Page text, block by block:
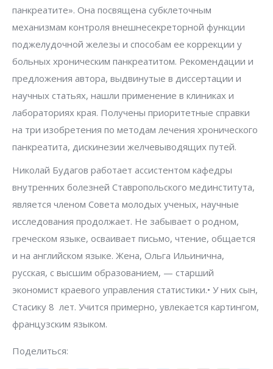
панкреатите». Она посвящена субклеточным
механизмам контроля внешнесекреторной функции
поджелудочной железы и способам ее коррекции у
больных хроническим панкреатитом. Рекомендации и
предложения автора, выдвинутые в диссертации и
научных статьях, нашли применение в клиниках и
лабораториях края. Получены приоритетные справки
на три изобретения по методам лечения хронического
панкреатита, дискинезии желчевыводящих путей.
Николай Будагов работает ассистентом кафедры
внутренних болезней Ставропольского мединститута,
является членом Совета молодых ученых, научные
исследования продолжает. Не забывает о родном,
греческом языке, осваивает письмо, чтение, общается
и на английском языке. Жена, Ольга Ильинична,
русская, с высшим образованием, — старший
экономист краевого управления статистики.• У них сын,
Стасику 8 лет. Учится примерно, увлекается картингом,
французским языком.
Поделиться: